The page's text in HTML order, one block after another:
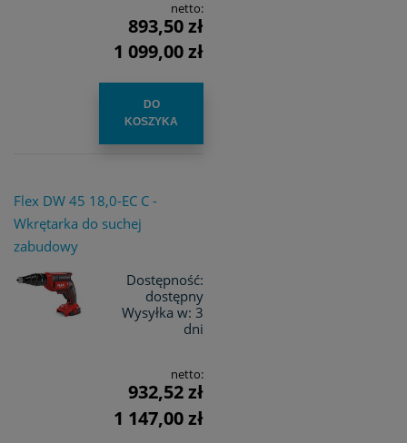
netto:
893,50 zł
1 099,00 zł
DO
KOSZYKA
Flex DW 45 18,0-EC C -
Wkrętarka do suchej
zabudowy
Dostępność:
dostępny
Wysyłka w: 3
dni
netto:
932,52 zł
1 147,00 zł